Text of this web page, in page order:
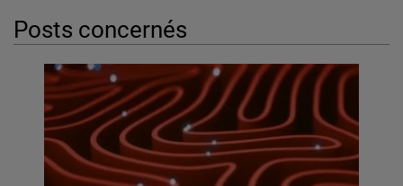
Posts concernés